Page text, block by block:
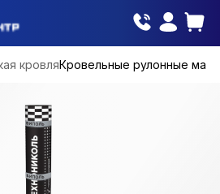
кровляКровельные рулонные